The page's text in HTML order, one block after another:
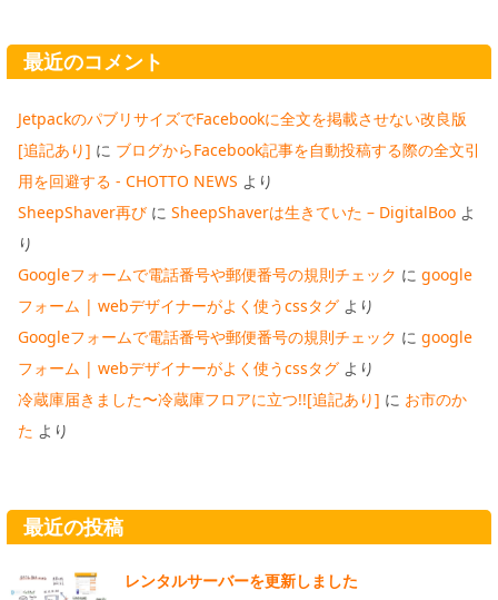
最近のコメント
JetpackのパブリサイズでFacebookに全文を掲載させない改良版
[追記あり] に ブログからFacebook記事を自動投稿する際の全文引
用を回避する - CHOTTO NEWS より
SheepShaver再び に SheepShaverは生きていた – DigitalBoo よ
り
Googleフォームで電話番号や郵便番号の規則チェック に google
フォーム | webデザイナーがよく使うcssタグ より
Googleフォームで電話番号や郵便番号の規則チェック に google
フォーム | webデザイナーがよく使うcssタグ より
冷蔵庫届きました〜冷蔵庫フロアに立つ!![追記あり] に お市のか
た より
最近の投稿
レンタルサーバーを更新しました